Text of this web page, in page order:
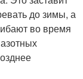
до зимы, а
во время